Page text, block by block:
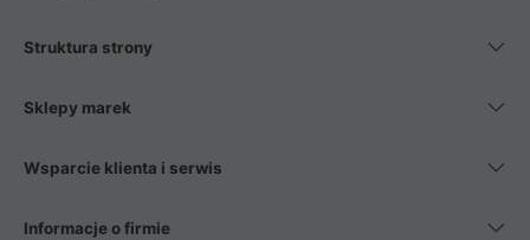
Struktura strony
Sklepy marek
Wsparcie klienta i serwis
Informacje o firmie